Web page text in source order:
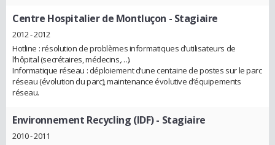
Centre Hospitalier de Montluçon - Stagiaire
2012 - 2012
Hotline : résolution de problèmes informatiques d’utilisateurs de
l’hôpital (secrétaires, médecins,…).
Informatique réseau : déploiement d’une centaine de postes sur le parc
réseau (évolution du parc), maintenance évolutive d’équipements
réseau.
Environnement Recycling (IDF)- Stagiaire
2010 - 2011